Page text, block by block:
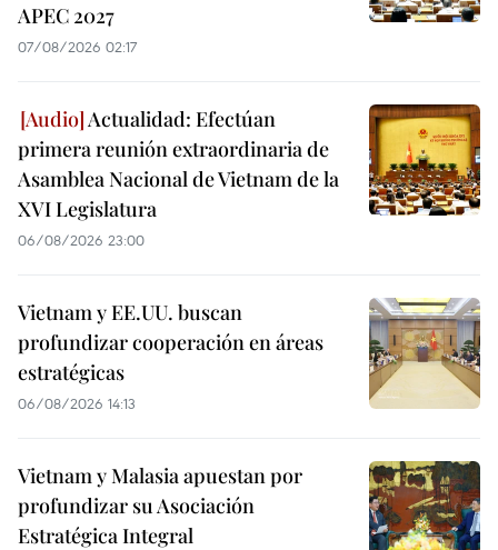
APEC 2027
07/08/2026 02:17
Actualidad: Efectúan
primera reunión extraordinaria de
Asamblea Nacional de Vietnam de la
XVI Legislatura
06/08/2026 23:00
Vietnam y EE.UU. buscan
profundizar cooperación en áreas
estratégicas
06/08/2026 14:13
Vietnam y Malasia apuestan por
profundizar su Asociación
Estratégica Integral